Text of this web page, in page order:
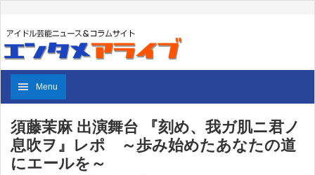
Menu
須藤茉麻 出演舞台 『刻め、我ガ肌ニ君ノ
息吹ヲ』レポ ～歩み始めたあなたの道
にエールを～